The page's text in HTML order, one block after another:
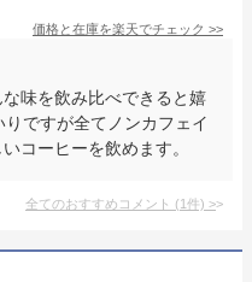
価格と在庫を楽天でチェック >>
味を飲み比べできると嬉
ですが全てノンカフェイ
コーヒーを飲めます。
全てのおすすめコメント (1件) >